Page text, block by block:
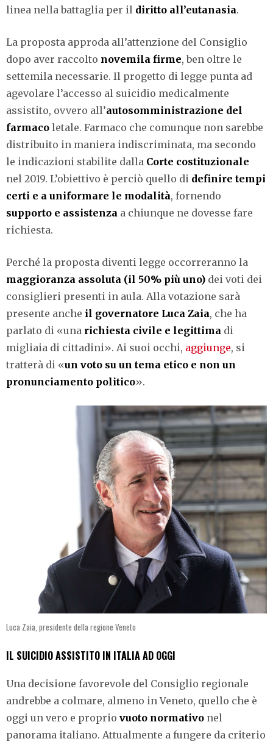
linea nella battaglia per il diritto all’eutanasia.
La proposta approda all’attenzione del Consiglio
dopo aver raccolto novemila firme, ben oltre le
settemila necessarie. Il progetto di legge punta ad
agevolare l’accesso al suicidio medicalmente
assistito, ovvero all’autosomministrazione del
farmaco letale. Farmaco che comunque non sarebbe
distribuito in maniera indiscriminata, ma secondo
le indicazioni stabilite dalla Corte costituzionale
nel 2019. L’obiettivo è perciò quello di definire tempi
certi e a uniformare le modalità, fornendo
supporto e assistenza a chiunque ne dovesse fare
richiesta.
Perché la proposta diventi legge occorreranno la
maggioranza assoluta (il 50% più uno) dei voti dei
consiglieri presenti in aula. Alla votazione sarà
presente anche il governatore Luca Zaia, che ha
parlato di «una richiesta civile e legittima di
migliaia di cittadini». Ai suoi occhi, aggiunge, si
tratterà di «un voto su un tema etico e non un
pronunciamento politico».
Luca Zaia, presidente della regione Veneto
IL SUICIDIO ASSISTITO IN ITALIA AD OGGI
Una decisione favorevole del Consiglio regionale
andrebbe a colmare, almeno in Veneto, quello che è
oggi un vero e proprio vuoto normativo nel
panorama italiano. Attualmente a fungere da criterio